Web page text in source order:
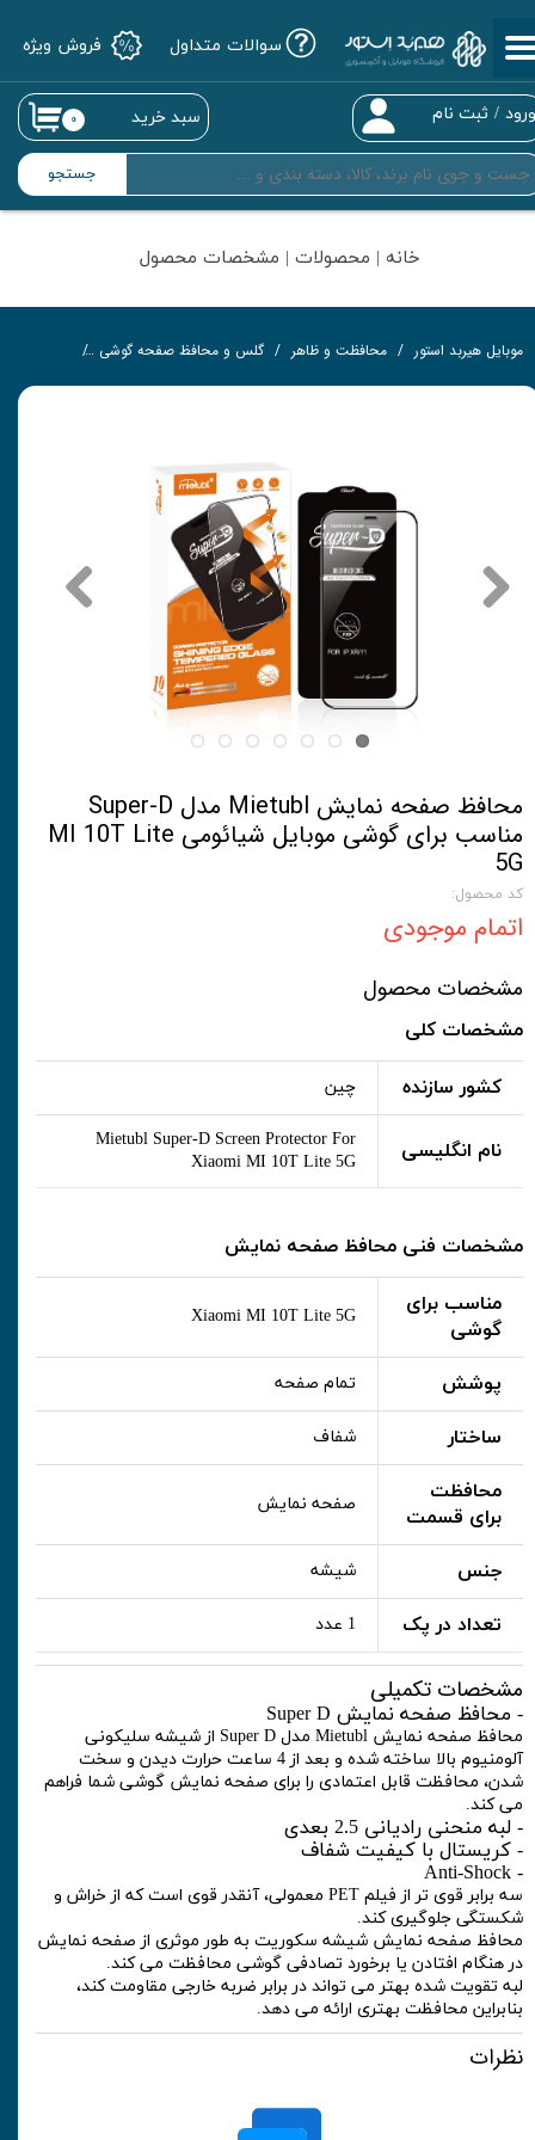
جستجو
/ ثبت نام
حساب کاربری من
تغییر گذر واژه
سفارشات
خروج از حساب کاربری
۰ سبد خرید
سوالات متداول فروش ویژه
خانه | محصولات | مشخصات محصول
موبایل هیربد استور محافظت و ظاهر گلس و محافظ صفحه گوشی
محافظ صفحه نمایش Mietubl مدل Super-D
مناسب برای گوشی موبایل شیائومی MI 10T Lite
5G
کد محصول:
اتمام موجودی
مشخصات محصول
مشخصات کلی
کشور سازنده چین
نام انگلیسی
Mietubl Super-D Screen Protector For
Xiaomi MI 10T Lite 5G
مشخصات فنی محافظ صفحه نمایش
مناسب برای
گوشی
Xiaomi MI 10T Lite 5G
پوشش تمام صفحه
ساختار شفاف
محافظت
برای قسمت
صفحه نمایش
جنس شیشه
تعداد در پک 1 عدد
مشخصات تکمیلی
- محافظ صفحه نمایش Super D
محافظ صفحه نمایش Mietubl مدل Super D از شیشه سلیکونی
آلومنیوم بالا ساخته شده و بعد از 4 ساعت حرارت دیدن و سخت
شدن، محافظت قابل اعتمادی را برای صفحه نمایش گوشی شما فراهم
می کند.
- لبه منحنی رادیانی 2.5 بعدی
- کریستال با کیفیت شفاف
- Anti-Shock
سه برابر قوی تر از فیلم PET معمولی، آنقدر قوی است که از خراش و
شکستگی جلوگیری کند.
محافظ صفحه نمایش شیشه سکوریت به طور موثری از صفحه نمایش
در هنگام افتادن یا برخورد تصادفی گوشی محافظت می کند.
لبه تقویت شده بهتر می تواند در برابر ضربه خارجی مقاومت کند،
بنابراین محافظت بهتری ارائه می دهد.
نظرات